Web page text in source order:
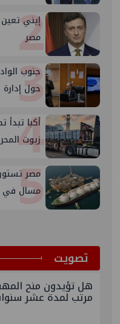
2
إيني
مصر
3
جنوب
حول إدارة
4
زيوت
5
ﺗﺼﻮﻳﺖ
هل تؤيدون منح
مرتب لمدة عشر